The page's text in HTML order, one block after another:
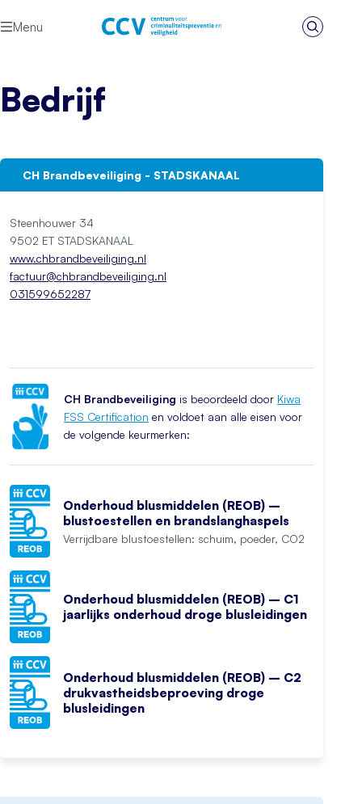
Menu
Zoeken
Bedrijf
CH Brandbeveiliging - STADSKANAAL
Steenhouwer 34
9502 ET STADSKANAAL
www.chbrandbeveiliging.nl
factuur@chbrandbeveiliging.nl
031599652287
CH Brandbeveiliging is beoordeeld door Kiwa
FSS Certification en voldoet aan alle eisen voor
de volgende keurmerken:
Onderhoud blusmiddelen (REOB) –
blustoestellen en brandslanghaspels
Verrijdbare blustoestellen: schuim, poeder, CO2
Onderhoud blusmiddelen (REOB) – C1
jaarlijks onderhoud droge blusleidingen
Onderhoud blusmiddelen (REOB) – C2
drukvastheidsbeproeving droge
blusleidingen